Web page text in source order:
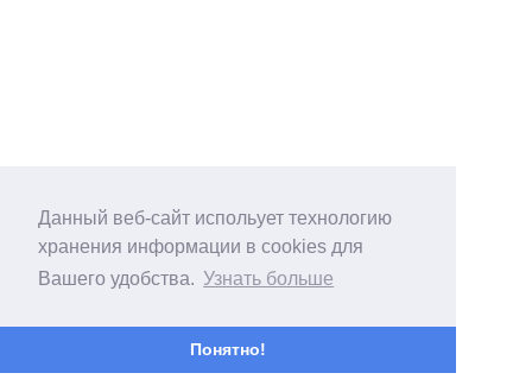
Данный веб-сайт испольует технологию
хранения информации в cookies для
Вашего удобства. Узнать больше
Понятно!